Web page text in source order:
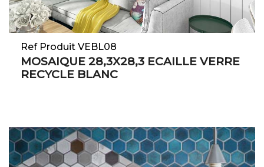
Ref Produit VEBL08
MOSAIQUE 28,3X28,3 ECAILLE VERRE
RECYCLE BLANC